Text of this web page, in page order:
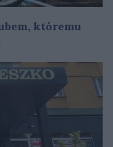
któremu